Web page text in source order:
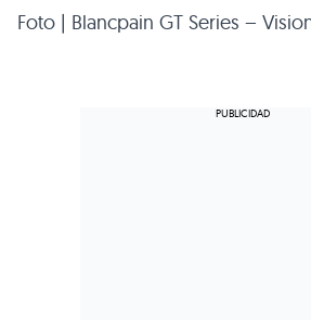
Foto | Blancpain GT Series –